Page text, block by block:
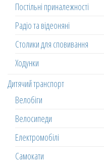
Постільні приналежності
Радіо та відеоняні
Столики для сповивання
Ходунки
Дитячий транспорт
Велобіги
Велосипеди
Електромобілі
Самокати